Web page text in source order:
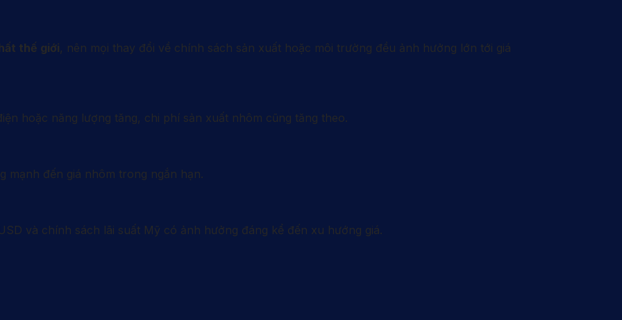
thế giới, nên mọi thay đổi về chính sách sản xuất hoặc môi trường đều ảnh hưởng lớn tới giá
hoặc năng lượng tăng, chi phí sản xuất nhôm cũng tăng theo.
mạnh đến giá nhôm trong ngắn hạn.
và chính sách lãi suất Mỹ có ảnh hưởng đáng kể đến xu hướng giá.